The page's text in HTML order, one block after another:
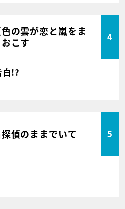
の雲が恋と嵐をま
こす
4
!?
偵のままでいて 5